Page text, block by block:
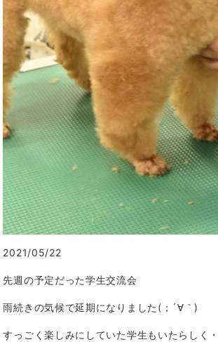
2021/05/22
先週の予定だった学生交流会
雨続きの気候で延期になりました(；´∀｀)
すっごく楽しみにしていた学生もいたらしく・